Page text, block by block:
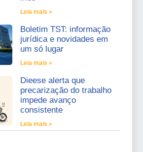
Leia mais »
Boletim TST: informação
jurídica e novidades em
um só lugar
Leia mais »
Dieese alerta que
precarização do trabalho
impede avanço
consistente
Leia mais »